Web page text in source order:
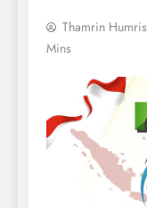
Thamrin Humris
Mins